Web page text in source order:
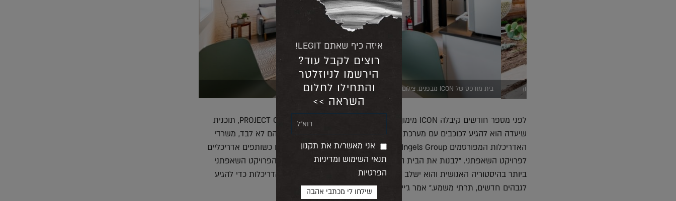
בית מודפס של ICON מבפנים, צילום (Regan Morton Photography)
לפני מספר חודשים קיבלה ICON מימון מנאס"א ויחד הן השיקו את PROJECT OLYMPUS, תוכנית
שיעדה הוא להגיע לכוכבים עם מערכת בנייה מותאמת לתנאי בנייה על הירח והם לא לבד, משרדי
האדריכלות המפורסמים BIG-Bjarke Ingels Group ו- SEArch +, נכנסו גם הם כשותפים אדריכליים
לפרויקט השאפתני. "לבנות את הבית הראשון של האנושות על כוכב אחר, זה הפרויקט השאפתני
ביותר בהיסטוריה האנושית והוא ישלב חידושים של מדע, הנדסה, טכנולוגיה ואדריכלות כדי להגיע
לגבהים חדשים, תרתי משמע." אמר ג'ייסון באלארד, מייסד שותף ומנכ"ל Icon.
איזה כיף שאתם LEGIT!
רוצים לקבל עוד?
הירשמו לניוזלטר
והתחילו לחלום
השראה >>
אני מאשר/ת את תקנון
תנאי השימוש ומדיניות
הפרטיות